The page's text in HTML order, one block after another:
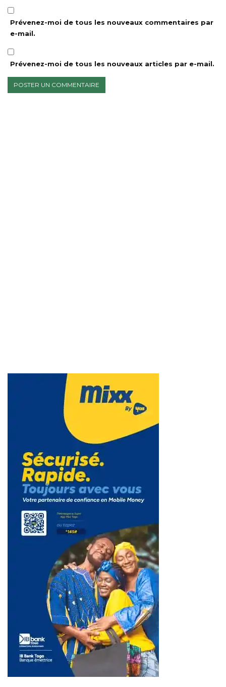
Prévenez-moi de tous les nouveaux commentaires par
e-mail.
Prévenez-moi de tous les nouveaux articles par e-mail.